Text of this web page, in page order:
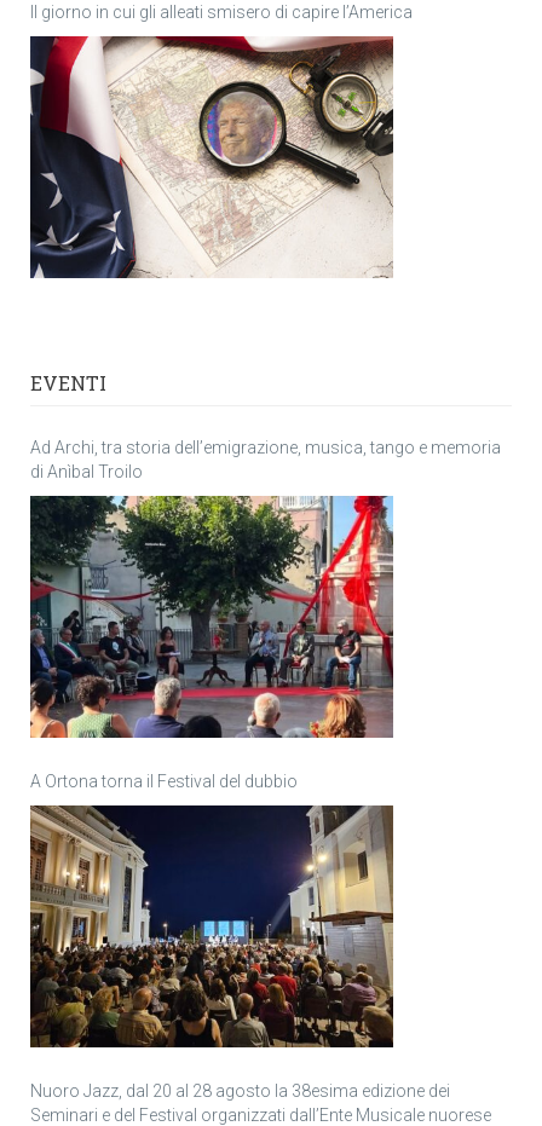
Il giorno in cui gli alleati smisero di capire l’America
EVENTI
Ad Archi, tra storia dell’emigrazione, musica, tango e memoria
di Anìbal Troilo
A Ortona torna il Festival del dubbio
Nuoro Jazz, dal 20 al 28 agosto la 38esima edizione dei
Seminari e del Festival organizzati dall’Ente Musicale nuorese